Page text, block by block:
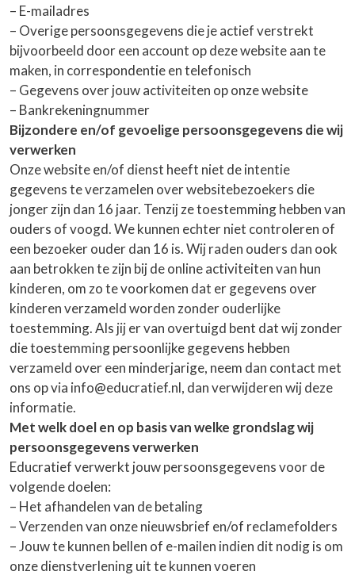
– E-mailadres
– Overige persoonsgegevens die je actief verstrekt
bijvoorbeeld door een account op deze website aan te
maken, in correspondentie en telefonisch
– Gegevens over jouw activiteiten op onze website
– Bankrekeningnummer
Bijzondere en/of gevoelige persoonsgegevens die wij
verwerken
Onze website en/of dienst heeft niet de intentie
gegevens te verzamelen over websitebezoekers die
jonger zijn dan 16 jaar. Tenzij ze toestemming hebben van
ouders of voogd. We kunnen echter niet controleren of
een bezoeker ouder dan 16 is. Wij raden ouders dan ook
aan betrokken te zijn bij de online activiteiten van hun
kinderen, om zo te voorkomen dat er gegevens over
kinderen verzameld worden zonder ouderlijke
toestemming. Als jij er van overtuigd bent dat wij zonder
die toestemming persoonlijke gegevens hebben
verzameld over een minderjarige, neem dan contact met
ons op via info@educratief.nl, dan verwijderen wij deze
informatie.
Met welk doel en op basis van welke grondslag wij
persoonsgegevens verwerken
Educratief verwerkt jouw persoonsgegevens voor de
volgende doelen:
– Het afhandelen van de betaling
– Verzenden van onze nieuwsbrief en/of reclamefolders
– Jouw te kunnen bellen of e-mailen indien dit nodig is om
onze dienstverlening uit te kunnen voeren